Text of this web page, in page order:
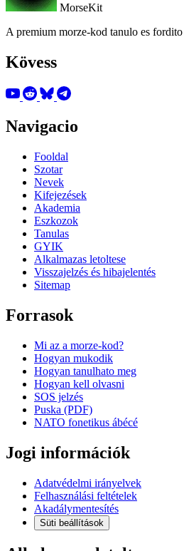
MorseKit
A premium morze-kod tanulo es
Kövess
Navigacio
Fooldal
Szotar
Nevek
Kifejezések
Akademia
Eszkozok
Tanulas
GYIK
Alkalmazas letoltese
Visszajelzés és hibajelentés
Sitemap
Forrasok
Mi az a morze-kod?
Hogyan mukodik
Hogyan tanulhato meg
Hogyan kell olvasni
SOS jelzés
Puska (PDF)
NATO fonetikus ábécé
Jogi információk
Adatvédelmi irányelvek
Felhasználási feltételek
Akadálymentesítés
Süti beállítások